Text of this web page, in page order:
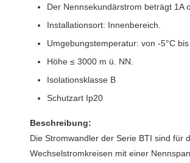
Der Nennsekundärstrom beträgt 1A
Installationsort: Innenbereich.
Umgebungstemperatur: von -5°C bis
Höhe ≤ 3000 m ü. NN.
Isolationsklasse B
Schutzart Ip20
Beschreibung:
Die Stromwandler der Serie BTI sind für
Wechselstromkreisen mit einer